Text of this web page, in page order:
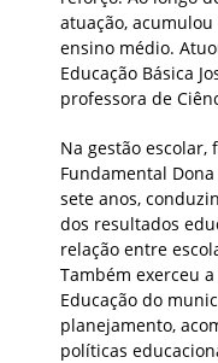
atuação,
ensino médio.
Educação Básica
professora de
Na gestão escolar,
Fundamental
sete anos,
dos resultados
relação entre
Também exerceu
Educação do
planejamento,
políticas